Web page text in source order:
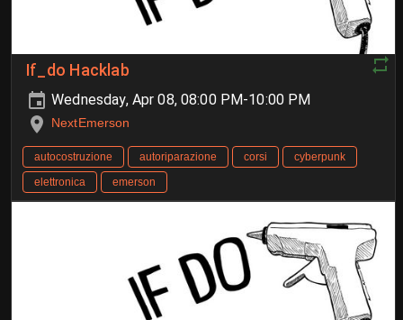
If_do Hacklab
Wednesday, Apr 08, 08:00 PM-10:00 PM
NextEmerson
autocostruzione autoriparazione corsi
cyberpunk
elettronica
emerson